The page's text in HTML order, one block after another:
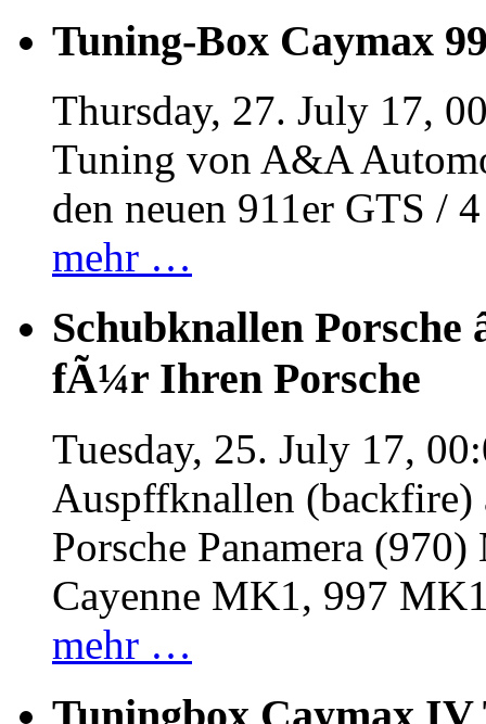
Tuning-Box Caymax
Thursday, 27. July 17,
Tuning von A&A
den neuen 911er GTS /
mehr …
Schubknallen Porsche
fÃ¼r Ihren Porsche
Tuesday, 25. July 17,
Auspffknallen
Porsche Panamera
Cayenne MK1, 997
mehr …